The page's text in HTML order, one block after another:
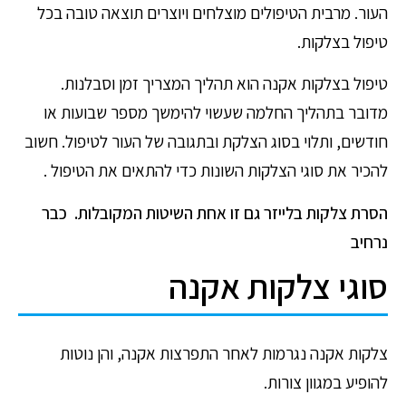
העור. מרבית הטיפולים מוצלחים ויוצרים תוצאה טובה בכל
טיפול בצלקות.
טיפול בצלקות אקנה הוא תהליך המצריך זמן וסבלנות.
מדובר בתהליך החלמה שעשוי להימשך מספר שבועות או
חודשים, ותלוי בסוג הצלקת ובתגובה של העור לטיפול. חשוב
להכיר את סוגי הצלקות השונות כדי להתאים את הטיפול .
הסרת צלקות בלייזר גם זו אחת השיטות המקובלות. כבר
נרחיב
סוגי צלקות אקנה
צלקות אקנה נגרמות לאחר התפרצות אקנה, והן נוטות
להופיע במגוון צורות.